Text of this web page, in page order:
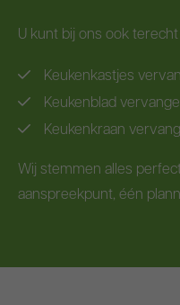
U kunt bij ons ook terecht
Keukenkastjes
Keukenblad
Keukenkraan
Wij stemmen alles
aanspreekpunt, één